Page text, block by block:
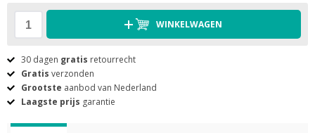
WINKELWAGEN
30 dagen gratis retourrecht
Gratis verzonden
Grootste aanbod van Nederland
Laagste prijs garantie